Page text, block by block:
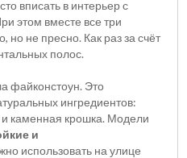
вписать в интерьер с
этом вместе все три
но не пресно. Как раз за счёт
полос.
файконстоун. Это
ингредиентов:
каменная крошка. Модели
и
использовать на улице